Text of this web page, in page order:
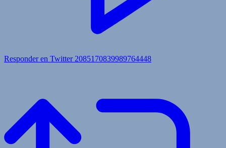
Responder en Twitter 2085170839989764448